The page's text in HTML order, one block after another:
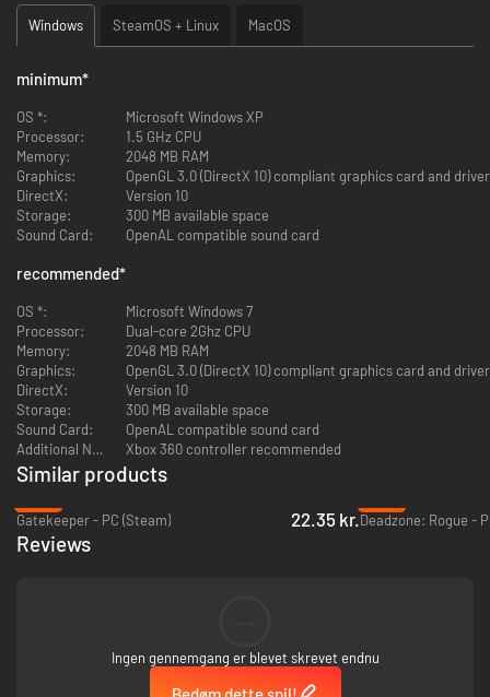
8736 unikke fjender at sprænge i stykker. Ja, vi har talt.
Tonsvis af rov til at individualisere din karakter med. Eksploder dine
fjender med den "double twin-plasma shotgun of father doom" du
lige har smidt.
Gigantiske bosser til at udfordre dine sigtefærdigheder.
Sandsynligvis passer de ikke på din 4K monitor.
Kraftfuld mørk synth musik af Dan Terminus. Må dine ører overleve
beatet.
Windows SteamOS + Linux MacOS
minimum*
OS *:
Microsoft Windows XP
Processor:
1.5 GHz CPU
Memory:
2048 MB RAM
Graphics:
OpenGL 3.0 (DirectX 10) compliant graphics card and driver
DirectX:
Version 10
Storage:
300 MB available space
Sound Card:
OpenAL compatible sound card
recommended*
OS *:
Microsoft Windows 7
Processor:
Dual-core 2Ghz CPU
Memory:
2048 MB RAM
Graphics:
OpenGL 3.0 (DirectX 10) compliant graphics card and driver
DirectX:
Version 10
Storage:
300 MB available space
Sound Card:
OpenAL compatible sound card
Additional Notes:
Xbox 360 controller recommended
Similar products
Gatekeeper - PC (Steam)
22.35 kr.Deadzone: Rogue -
Reviews
Ingen gennemgang er blevet skrevet endnu